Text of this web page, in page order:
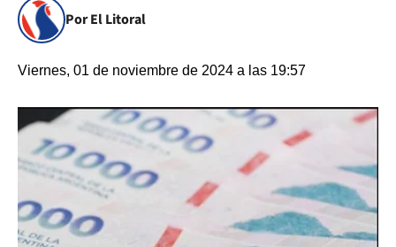
Por El Litoral
Viernes, 01 de noviembre de 2024 a las 19:57